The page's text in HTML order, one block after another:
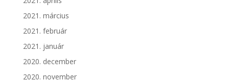
2021. március
2021. február
2021. január
2020. december
2020. november